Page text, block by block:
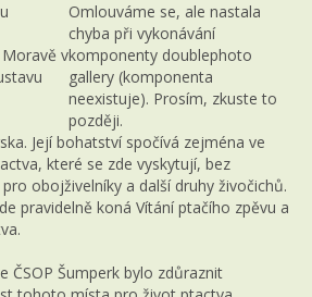
Omlouváme se, ale nastala
chyba při vykonávání
komponenty doublephoto
gallery (komponenta
neexistuje). Prosím, zkuste to
později.
v
Její bohatství spočívá zejména ve
které se zde vyskytují, bez
obojživelníky a další druhy živočichů.
pravidelně koná Vítání ptačího zpěvu a
ČSOP Šumperk bylo zdůraznit